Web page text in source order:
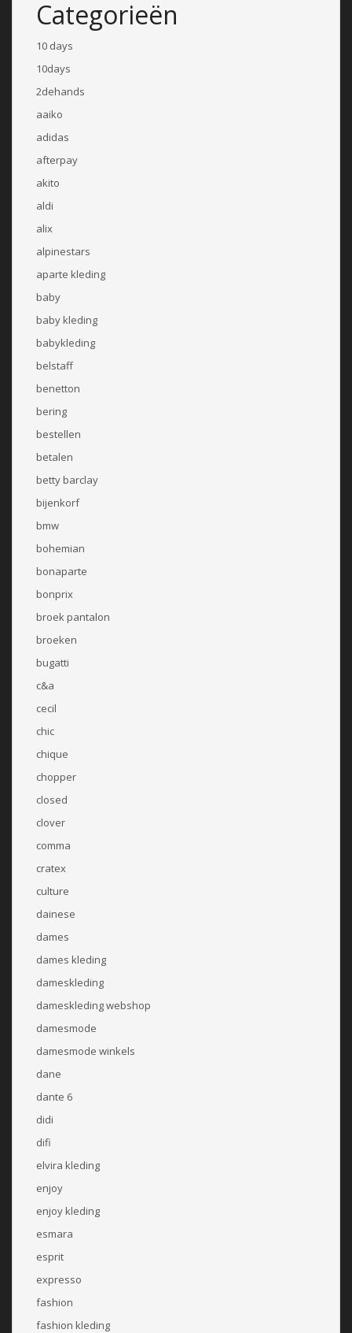
Categorieën
10 days
10days
2dehands
aaiko
adidas
afterpay
akito
aldi
alix
alpinestars
aparte kleding
baby
baby kleding
babykleding
belstaff
benetton
bering
bestellen
betalen
betty barclay
bijenkorf
bmw
bohemian
bonaparte
bonprix
broek pantalon
broeken
bugatti
c&a
cecil
chic
chique
chopper
closed
clover
comma
cratex
culture
dainese
dames
dames kleding
dameskleding
dameskleding webshop
damesmode
damesmode winkels
dane
dante 6
didi
difi
elvira kleding
enjoy
enjoy kleding
esmara
esprit
expresso
fashion
fashion kleding